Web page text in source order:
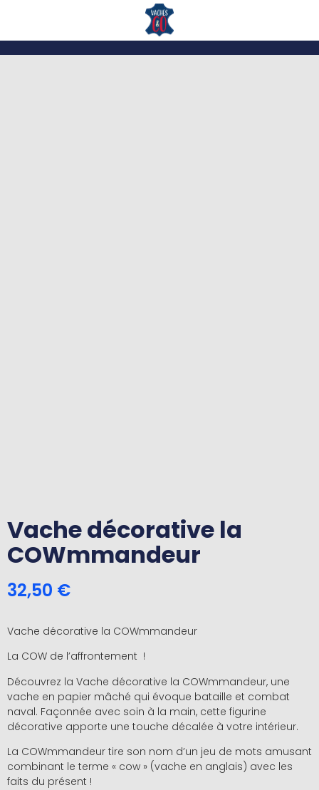
Vache décorative la
COWmmandeur
32,50 €
Vache décorative la COWmmandeur
La COW de l’affrontement !
Découvrez la Vache décorative la COWmmandeur, une
vache en papier mâché qui évoque bataille et combat
naval. Façonnée avec soin à la main, cette figurine
décorative apporte une touche décalée à votre intérieur.
La COWmmandeur tire son nom d’un jeu de mots amusant
combinant le terme « cow » (vache en anglais) avec les
faits du présent !